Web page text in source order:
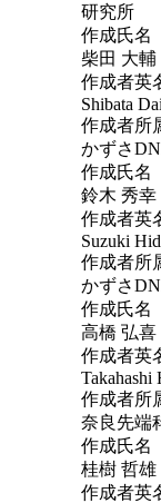
研究所
作成氏名
柴田 大輔
作成者英
Shibata
作成者所
かずさ
作成氏名
鈴木 秀幸
作成者英
Suzuki
作成者所
かずさ
作成氏名
高橋 弘喜
作成者英
Takahashi
作成者所
奈良先端
作成氏名
桂樹 哲雄
作成者英